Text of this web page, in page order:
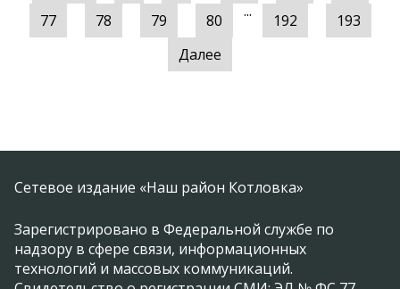
77
78 79 80 ... 192
193
Далее
Сетевое издание «Наш район Котловка»
Зарегистрировано в Федеральной службе по
надзору в сфере связи, информационных
технологий и массовых коммуникаций.